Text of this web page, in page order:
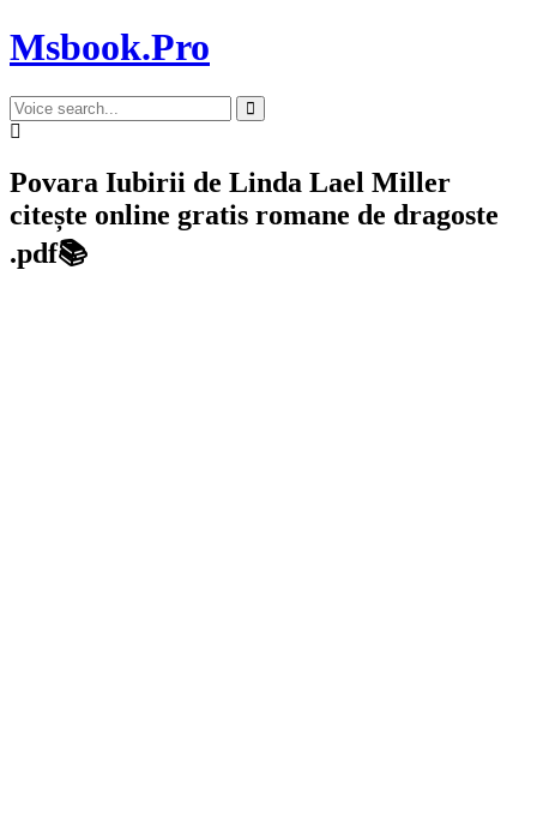
Msbook.Pro
Povara Iubirii de Linda Lael Miller
citește online gratis romane de dragoste
.pdf📚